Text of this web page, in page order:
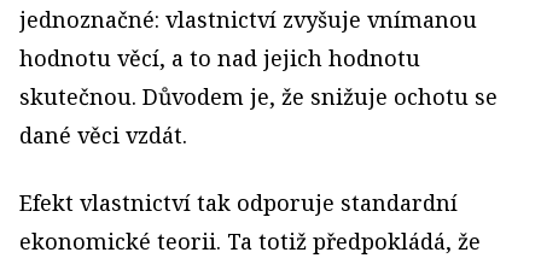
jednoznačné: vlastnictví zvyšuje vnímanou
hodnotu věcí, a to nad jejich hodnotu
skutečnou. Důvodem je, že snižuje ochotu se
dané věci vzdát.
Efekt vlastnictví tak odporuje standardní
ekonomické teorii. Ta totiž předpokládá, že